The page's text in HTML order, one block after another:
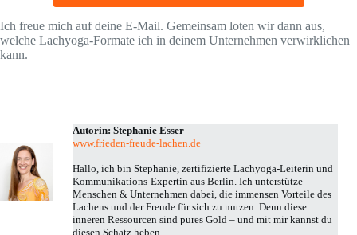
Ich freue mich auf deine E-Mail. Gemeinsam loten wir dann aus,
welche Lachyoga-Formate ich in deinem Unternehmen verwirklichen
kann.
Autorin: Stephanie Esser
www.frieden-freude-lachen.de
Hallo, ich bin Stephanie, zertifizierte Lachyoga-Leiterin und
Kommunikations-Expertin aus Berlin. Ich unterstütze
Menschen & Unternehmen dabei, die immensen Vorteile des
Lachens und der Freude für sich zu nutzen. Denn diese
inneren Ressourcen sind pures Gold – und mit mir kannst du
diesen Schatz heben.